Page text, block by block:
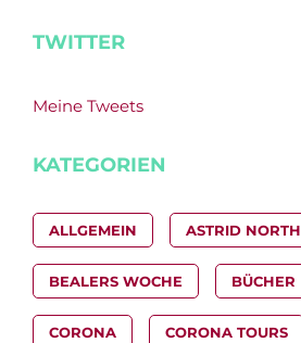
TWITTER
Meine Tweets
KATEGORIEN
ALLGEMEIN ASTRID NORTH
BEALERS WOCHE BÜCHER
CORONA CORONA TOURS